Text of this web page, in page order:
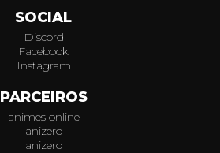
SOCIAL
Discord
Facebook
Instagram
PARCEIROS
animes online
anizero
anizero